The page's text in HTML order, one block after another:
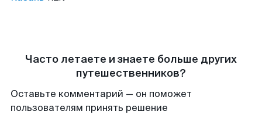
Часто летаете и знаете больше других
путешественников?
Оставьте комментарий — он поможет
пользователям принять решение